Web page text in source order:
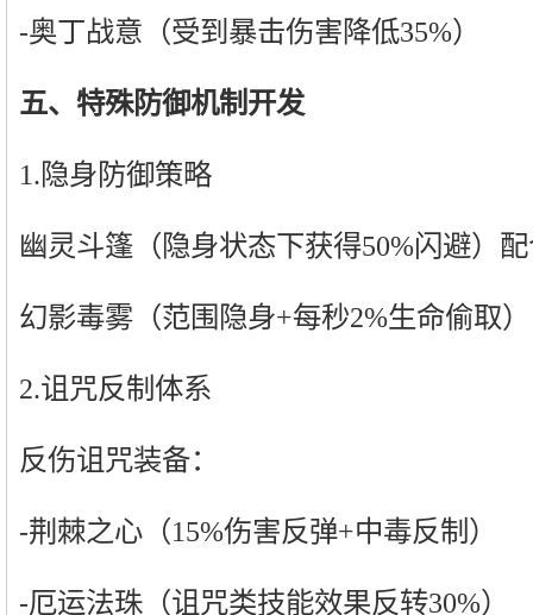
-奥丁战意（受到暴击伤害降低35%）
五、特殊防御机制开发
1.隐身防御策略
幽灵斗篷（隐身状态下获得50%闪避）
幻影毒雾（范围隐身+每秒2%生命偷取）
2.诅咒反制体系
反伤诅咒装备：
-荆棘之心（15%伤害反弹+中毒反制）
-厄运法珠（诅咒类技能效果反转30%）